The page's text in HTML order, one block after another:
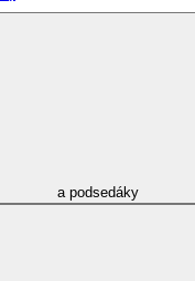
a podsedáky